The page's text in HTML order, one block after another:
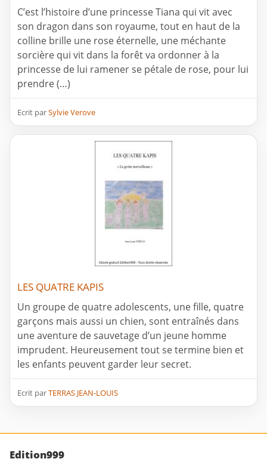
C’est l’histoire d’une princesse Tiana qui vit avec
son dragon dans son royaume, tout en haut de la
colline brille une rose éternelle, une méchante
sorcière qui vit dans la forêt va ordonner à la
princesse de lui ramener se pétale de rose, pour lui
prendre (…)
Ecrit parSylvie Verove
LES QUATRE KAPIS
Un groupe de quatre adolescents, une fille, quatre
garçons mais aussi un chien, sont entraînés dans
une aventure de sauvetage d’un jeune homme
imprudent. Heureusement tout se termine bien et
les enfants peuvent garder leur secret.
Ecrit parTERRAS JEAN-LOUIS
Edition999